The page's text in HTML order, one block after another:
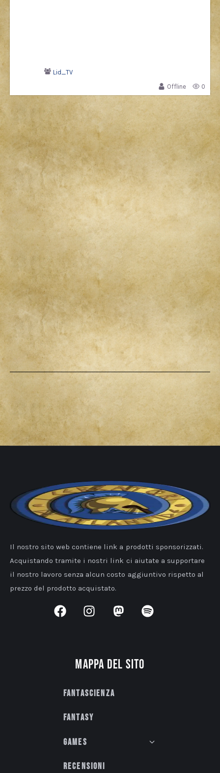
Lid_TV
Offline
0
Il nostro sito web contiene link a prodotti sponsorizzati.
Acquistando tramite i nostri link ci aiutate a supportare
il nostro lavoro senza alcun costo aggiuntivo rispetto al
prezzo del prodotto acquistato.
Mappa del sito
Fantascienza
Fantasy
Games
Recensioni